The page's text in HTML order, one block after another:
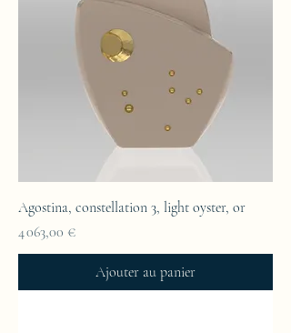
Agostina, constellation 3, light oyster, or
Prix
4 063,00 €
Ajouter au panier